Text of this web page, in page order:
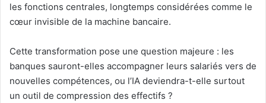
les fonctions centrales, longtemps considérées comme le
cœur invisible de la machine bancaire.
Cette transformation pose une question majeure : les
banques sauront-elles accompagner leurs salariés vers de
nouvelles compétences, ou l’IA deviendra-t-elle surtout
un outil de compression des effectifs ?